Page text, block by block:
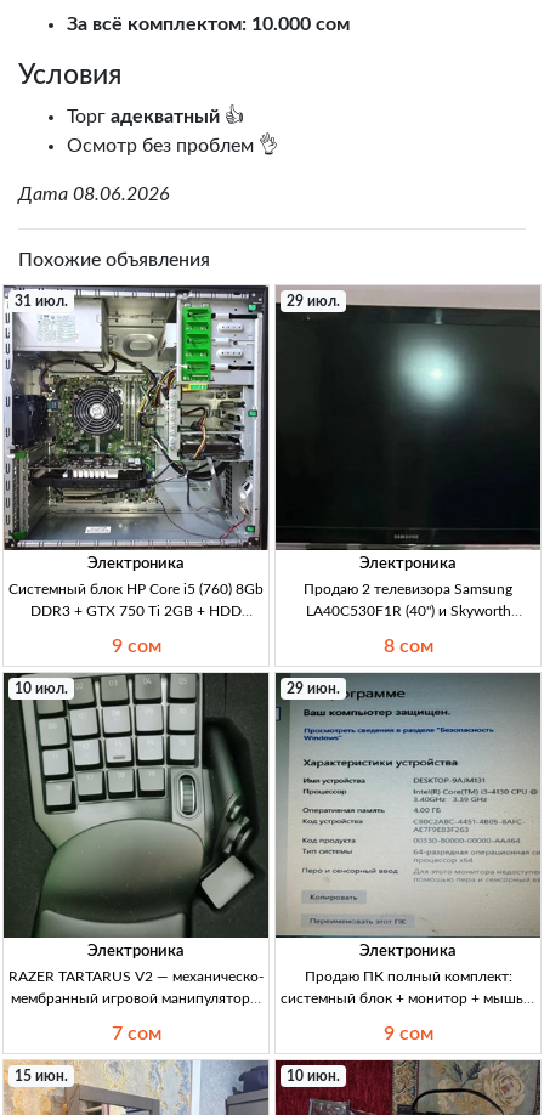
За всё комплектом: 10.000 сом
Условия
Торг адекватный 👍
Осмотр без проблем 👌
Дата 08.06.2026
Похожие объявления
31 июл.
Электроника
Системный блок HP Core i5 (760) 8Gb
DDR3 + GTX 750 Ti 2GB + HDD
CPU i5 760, RAM 8Gb, GPU GTX
750Ti 2Gb, HDD 320Gb. ПК/игровой.
Б/шум, б/пыль. Для GTA5, CS2,
Dota2,
9 сом
29 июл.
Электроника
Продаю 2 телевизора Samsung
LA40C530F1R (40") и Skyworth
Samsung LA40C530F1R + TV 24"
Skyworth 24E66A; б/у в хор. сост.;
оба работают отлично, не ремо
8 сом
10 июл.
Электроника
RAZER TARTARUS V2 — механическо-
мембранный игровой манипулятор в
комплект Игровой манипулятор, мех-
мембр., идеальное сост., полный
комплект. Цена окончат.
7 сом
29 июн.
Электроника
Продаю ПК полный комплект:
системный блок + монитор + мышь +
GHz) — Кыргызстан ПК ПК:
системник+монитор+мышь+клава,
CPU iGPU Intel HD 4400, 2 ядра/4
потока, 3.40GHz, L3 кэш 3MB, D
9 сом
15 июн. 10 июн.